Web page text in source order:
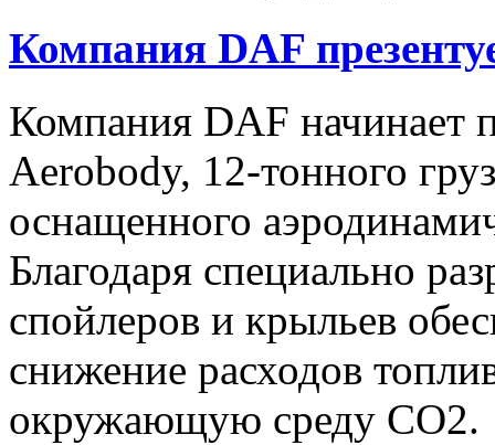
Компания DAF
Компания DAF начинает
Aerobody, 12-тонного
оснащенного
Благодаря специально
спойлеров и крыльев
снижение расходов
окружающую среду CO2.